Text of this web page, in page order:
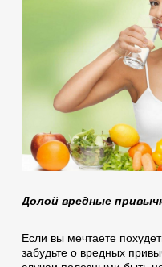
Долой вредные
Если вы мечтаете
забудьте о вредных